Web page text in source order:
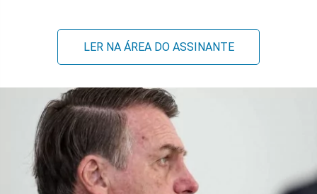
LER NA ÁREA DO ASSINANTE